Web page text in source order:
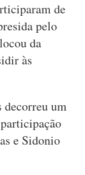
de
pelo
da
às
decorreu um
e Sidonio